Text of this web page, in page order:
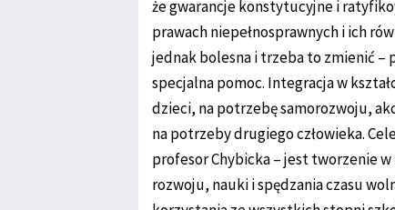
że gwarancje konstytucyjne i
prawach niepełnosprawnych i ich
jednak bolesna i trzeba to zmienić –
specjalna pomoc. Integracja w
dzieci, na potrzebę samorozwoju,
na potrzeby drugiego człowieka.
profesor Chybicka – jest tworzenie
rozwoju, nauki i spędzania czasu